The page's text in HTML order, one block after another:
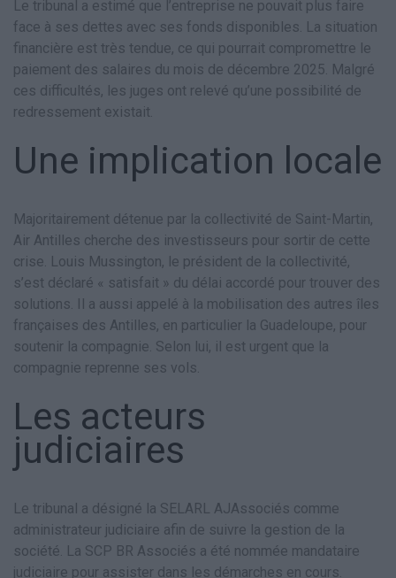
Le tribunal a estimé que l’entreprise ne pouvait plus faire
face à ses dettes avec ses fonds disponibles. La situation
financière est très tendue, ce qui pourrait compromettre le
paiement des salaires du mois de décembre 2025. Malgré
ces difficultés, les juges ont relevé qu’une possibilité de
redressement existait.
Une implication locale
Majoritairement détenue par la collectivité de Saint-Martin,
Air Antilles cherche des investisseurs pour sortir de cette
crise. Louis Mussington, le président de la collectivité,
s’est déclaré « satisfait » du délai accordé pour trouver des
solutions. Il a aussi appelé à la mobilisation des autres îles
françaises des Antilles, en particulier la Guadeloupe, pour
soutenir la compagnie. Selon lui, il est urgent que la
compagnie reprenne ses vols.
Les acteurs
judiciaires
Le tribunal a désigné la SELARL AJAssociés comme
administrateur judiciaire afin de suivre la gestion de la
société. La SCP BR Associés a été nommée mandataire
judiciaire pour assister dans les démarches en cours.